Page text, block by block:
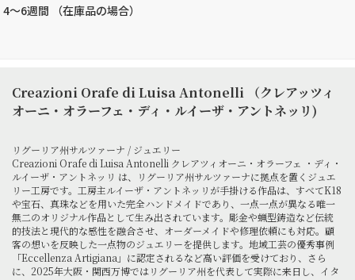
4～6週間 （在庫品の場合）
Creazioni Orafe di Luisa Antonelli （クレアッツィ
オーニ・オラーフェ・ディ・ルイーザ・アントネッリ)
リグーリア州サルツァーナ / ジュエリー
Creazioni Orafe di Luisa Antonelli クレアツィオーニ・オラーフェ ・ディ・
ルイーザ・アントネッリ は、リグーリア州サルツァーナに拠点を置くジュエ
リー工房です。工房主ルイーザ・アントネッリが手掛ける作品は、すべてK18
や宝石、真珠などを用いた完全ハンドメイドであり、一点一点が異なる唯一
無二のオリジナル作品として生み出されています。彫金や蝋型鋳造など伝統
的技法と現代的な感性を融合させ、オーダーメイドや修理依頼にも対応。顧
客の想いを反映した一点物のジュエリーを提供します。地域工芸の優秀事例
「Eccellenza Artigiana」に認定されるなど高い評価を受けており、さら
に、2025年大阪・関西万博ではリグーリア州を代表して実際に来日し、イタ